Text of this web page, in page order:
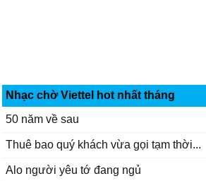
Nhạc chờ Viettel hot nhất tháng
50 năm về sau
Thuê bao quý khách vừa gọi tạm thời...
Alo người yêu tớ đang ngủ